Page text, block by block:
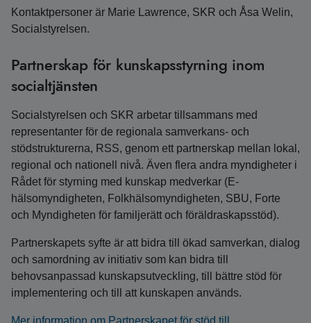
Kontaktpersoner är Marie Lawrence, SKR och Åsa Welin,
Socialstyrelsen.
Partnerskap för kunskapsstyrning inom
socialtjänsten
Socialstyrelsen och SKR arbetar tillsammans med
representanter för de regionala samverkans- och
stödstrukturerna, RSS, genom ett partnerskap mellan lokal,
regional och nationell nivå. Även flera andra myndigheter i
Rådet för styrning med kunskap medverkar (E-
hälsomyndigheten, Folkhälsomyndigheten, SBU, Forte
och Myndigheten för familjerätt och föräldraskapsstöd).
Partnerskapets syfte är att bidra till ökad samverkan, dialog
och samordning av initiativ som kan bidra till
behovsanpassad kunskapsutveckling, till bättre stöd för
implementering och till att kunskapen används.
Mer information om Partnerskapet för stöd till